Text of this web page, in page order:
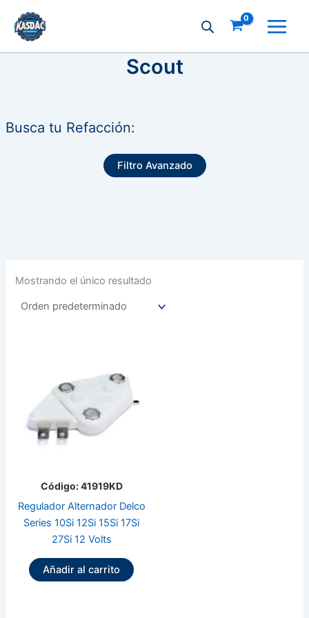
contenido
Scout
Busca tu Refacción:
Filtro Avanzado
Mostrando el único resultado
Código: 41919KD
Regulador Alternador Delco
Series 10Si 12Si 15Si 17Si
27Si 12 Volts
Añadir al carrito